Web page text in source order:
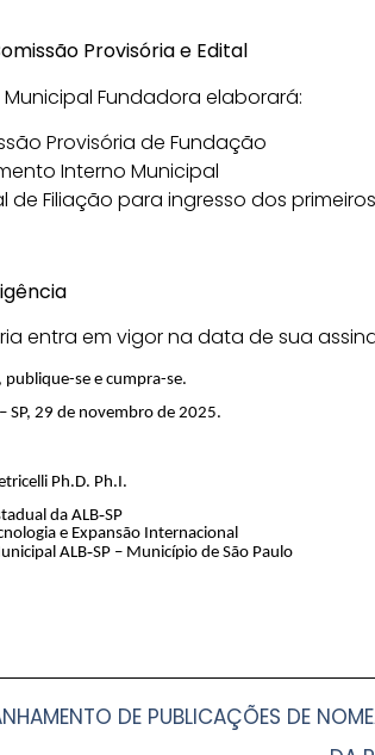
Provisória e Edital
Municipal Fundadora elaborará:
Provisória de Fundação
Interno Municipal
de Filiação para ingresso dos
entra em vigor na data de sua
publique-se e cumpra-se.
SP, 29 de novembro de 2025.
Ph.D. Ph.I.
da ALB‑SP
e Expansão Internacional
ALB‑SP – Município de São Paulo
DE PUBLICAÇÕES DE